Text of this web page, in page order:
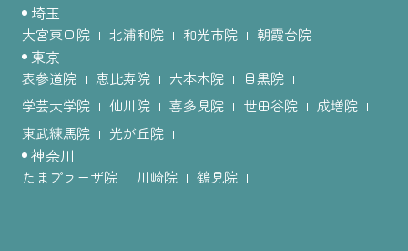
埼玉
大宮東口院 北浦和院 和光市院 朝霞台院
東京
表参道院 恵比寿院 六本木院
目黒院
学芸大学院
仙川院 喜多見院 世田谷院
成増院
東武練馬院
光が丘院
神奈川
たまプラーザ院 川崎院 鶴見院